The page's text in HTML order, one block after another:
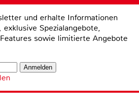
und erhalte Informationen
Spezialangebote,
sowie limitierte Angebote